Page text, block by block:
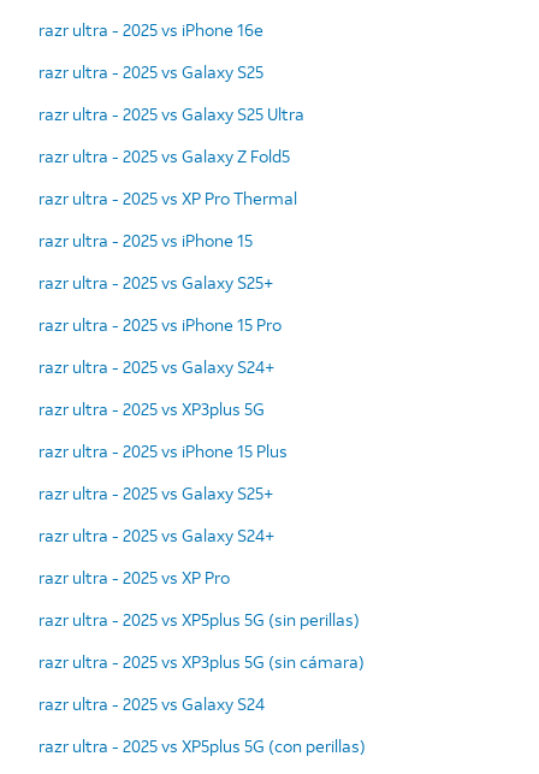
razr ultra - 2025 vs iPhone 16e
razr ultra - 2025 vs Galaxy S25
razr ultra - 2025 vs Galaxy S25 Ultra
razr ultra - 2025 vs Galaxy Z Fold5
razr ultra - 2025 vs XP Pro Thermal
razr ultra - 2025 vs iPhone 15
razr ultra - 2025 vs Galaxy S25+
razr ultra - 2025 vs iPhone 15 Pro
razr ultra - 2025 vs Galaxy S24+
razr ultra - 2025 vs XP3plus 5G
razr ultra - 2025 vs iPhone 15 Plus
razr ultra - 2025 vs Galaxy S25+
razr ultra - 2025 vs Galaxy S24+
razr ultra - 2025 vs XP Pro
razr ultra - 2025 vs XP5plus 5G (sin perillas)
razr ultra - 2025 vs XP3plus 5G (sin cámara)
razr ultra - 2025 vs Galaxy S24
razr ultra - 2025 vs XP5plus 5G (con perillas)